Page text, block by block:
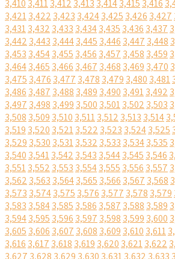
3,410 3,4113,412 3,413 3,4143,415 3,416
3,4213,422 3,423 3,4243,425 3,426 3,427
3,4313,432 3,433 3,4343,435 3,436 3,437
3,442 3,443 3,4443,445 3,446 3,447 3,448
3,453 3,4543,455 3,456 3,457 3,458 3,459
3,4643,465 3,466 3,467 3,468 3,469 3,470
3,475 3,476 3,477 3,478 3,479 3,480 3,481
3,486 3,487 3,488 3,489 3,490 3,4913,492
3,497 3,498 3,499 3,500 3,5013,502 3,503
3,508 3,509 3,510 3,5113,512 3,513 3,514
3,519 3,520 3,5213,522 3,523 3,5243,525
3,529 3,530 3,5313,532 3,533 3,5343,535
3,540 3,5413,542 3,543 3,5443,545 3,546
3,5513,552 3,553 3,5543,555 3,556 3,557
3,562 3,563 3,5643,565 3,566 3,567 3,568
3,573 3,5743,575 3,576 3,577 3,578 3,579
3,583 3,5843,585 3,586 3,587 3,588 3,589
3,5943,595 3,596 3,597 3,598 3,599 3,600
3,605 3,606 3,607 3,608 3,609 3,610 3,611
3,616 3,617 3,618 3,619 3,620 3,6213,622